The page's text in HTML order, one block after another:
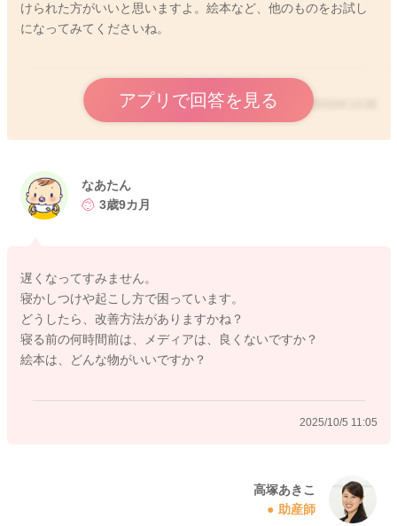
けられた方がいいと思いますよ。絵本など、他のものをお試し
になってみてくださいね。
アプリで回答を見る 2025/10/4 13:38
なあたん
3歳9カ月
遅くなってすみません。
寝かしつけや起こし方で困っています。
どうしたら、改善方法がありますかね？
寝る前の何時間前は、メディアは、良くないですか？
絵本は、どんな物がいいですか？
2025/10/5 11:05
高塚あきこ
助産師